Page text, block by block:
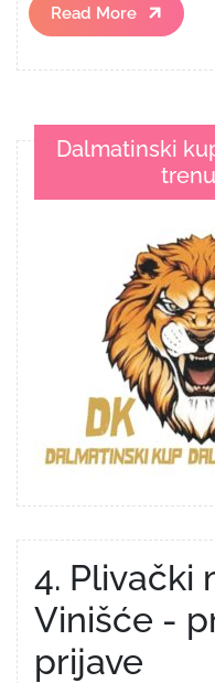
Read More
Read
More
Dalmatinski
4. Plivački
Vinišće -
prijave